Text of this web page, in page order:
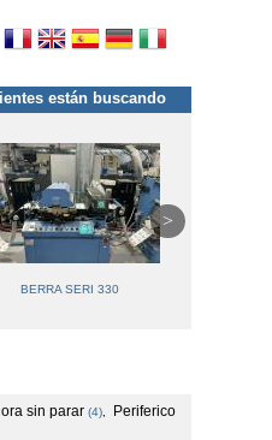
están buscando
BERRA SERI 330
sin parar (4),
Periferico